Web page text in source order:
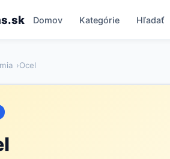
Domov Kategórie Hľadať
Ocel